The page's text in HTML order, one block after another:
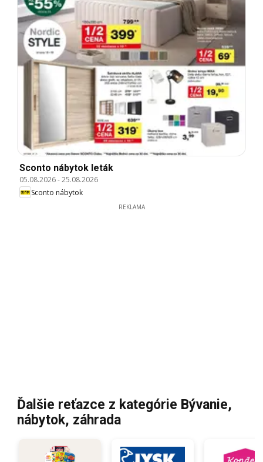
Sconto nábytok leták
05.08.2026-25.08.2026
Sconto nábytok
REKLAMA
Ďalšie reťazce z kategórie Bývanie,
nábytok, záhrada